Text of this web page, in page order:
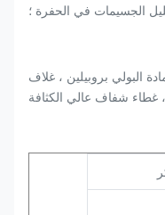
الجسيمات في الحفرة ؛
البولي بروبيلين ، غلاف
غطاء شفاف عالي الكثافة